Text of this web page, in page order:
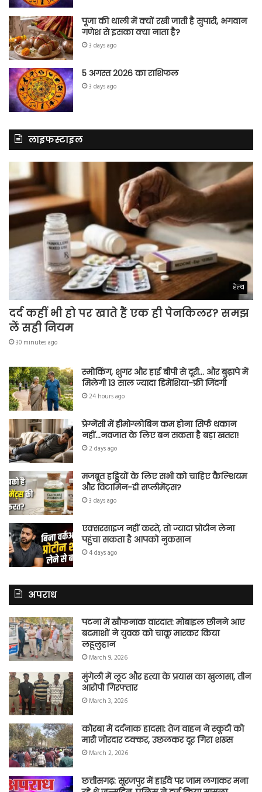
पूजा की थाली में क्यों रखी जाती है सुपारी, भगवान
गणेश से इसका क्या नाता है?
3 days ago
5 अगस्त 2026 का राशिफल
3 days ago
लाइफस्टाइल
हेल्थ
दर्द कहीं भी हो पर खाते हैं एक ही पेनकिलर? समझ
लें सही नियम
30 minutes ago
स्मोकिंग, शुगर और हाई बीपी से दूरी… और बुढ़ापे में
मिलेगी 13 साल ज्यादा डिमेंशिया-फ्री जिंदगी
24 hours ago
प्रेग्नेंसी में हीमोग्लोबिन कम होना सिर्फ थकान
नहीं…नवजात के लिए बन सकता है बड़ा खतरा!
2 days ago
मजबूत हड्डियों के लिए सभी को चाहिए कैल्शियम
और विटामिन-डी सप्लीमेंट्स?
3 days ago
एक्सरसाइज नहीं करते, तो ज्यादा प्रोटीन लेना
पहुंचा सकता है आपको नुकसान
4 days ago
अपराध
पटना में खौफनाक वारदात: मोबाइल छीनने आए
बदमाशों ने युवक को चाकू मारकर किया
लहूलुहान
March 9, 2026
मुंगेली में लूट और हत्या के प्रयास का खुलासा, तीन
आरोपी गिरफ्तार
March 3, 2026
कोरबा में दर्दनाक हादसा: तेज वाहन ने स्कूटी को
मारी जोरदार टक्कर, उछलकर दूर गिरा शख्स
March 2, 2026
छत्तीसगढ़: सूरजपुर में हाईवे पर जाम लगाकर मना